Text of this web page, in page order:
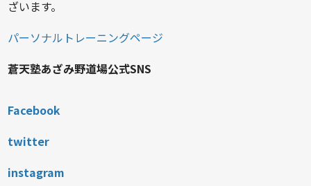
ざいます。
パーソナルトレーニングページ
蒼天塾あざみ野道場公式SNS
Facebook
twitter
instagram